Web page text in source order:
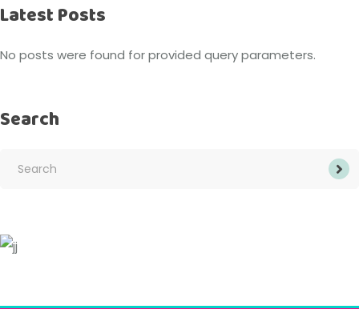
Latest Posts
No posts were found for provided query parameters.
Search